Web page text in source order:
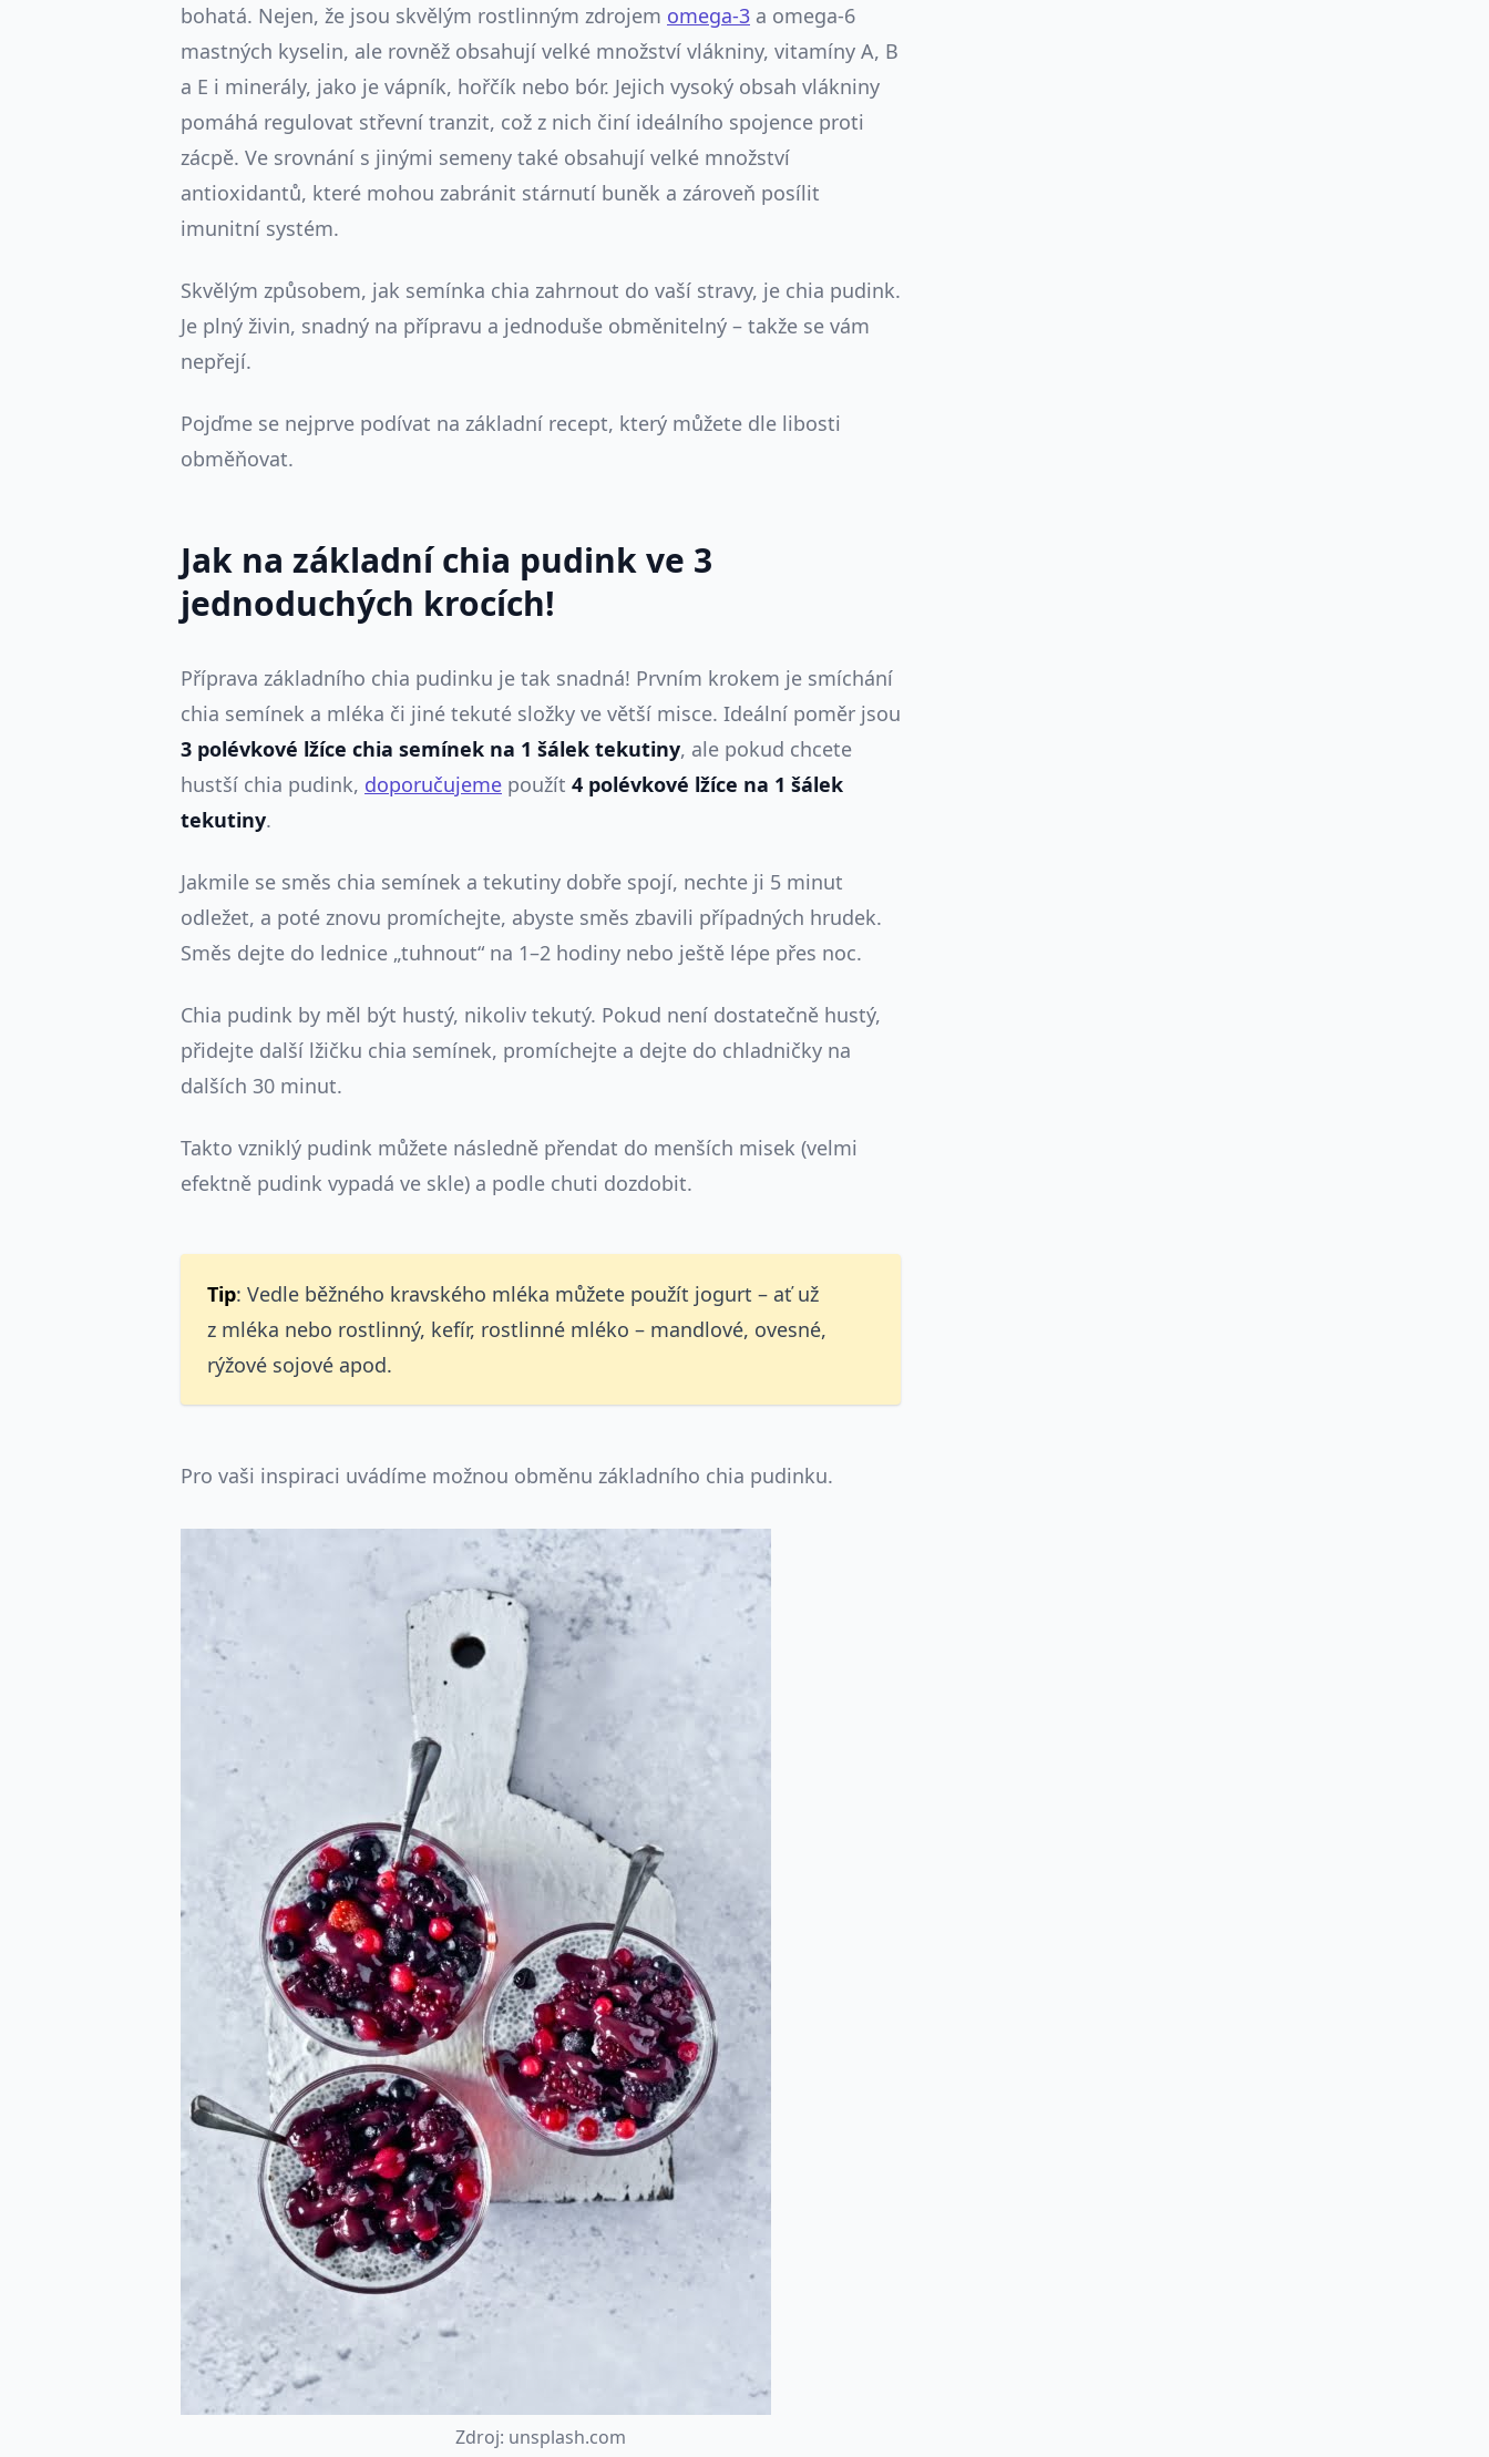
bohatá. Nejen, že jsou skvělým rostlinným zdrojem omega-3 a omega-6
mastných kyselin, ale rovněž obsahují velké množství vlákniny, vitamíny A, B
a E i minerály, jako je vápník, hořčík nebo bór. Jejich vysoký obsah vlákniny
pomáhá regulovat střevní tranzit, což z nich činí ideálního spojence proti
zácpě. Ve srovnání s jinými semeny také obsahují velké množství
antioxidantů, které mohou zabránit stárnutí buněk a zároveň posílit
imunitní systém.
Skvělým způsobem, jak semínka chia zahrnout do vaší stravy, je chia pudink.
Je plný živin, snadný na přípravu a jednoduše obměnitelný – takže se vám
nepřejí.
Pojďme se nejprve podívat na základní recept, který můžete dle libosti
obměňovat.
Jak na základní chia pudink ve 3
jednoduchých krocích!
Příprava základního chia pudinku je tak snadná! Prvním krokem je smíchání
chia semínek a mléka či jiné tekuté složky ve větší misce. Ideální poměr jsou
3 polévkové lžíce chia semínek na 1 šálek tekutiny, ale pokud chcete
hustší chia pudink, doporučujeme použít 4 polévkové lžíce na 1 šálek
tekutiny.
Jakmile se směs chia semínek a tekutiny dobře spojí, nechte ji 5 minut
odležet, a poté znovu promíchejte, abyste směs zbavili případných hrudek.
Směs dejte do lednice „tuhnout“ na 1–2 hodiny nebo ještě lépe přes noc.
Chia pudink by měl být hustý, nikoliv tekutý. Pokud není dostatečně hustý,
přidejte další lžičku chia semínek, promíchejte a dejte do chladničky na
dalších 30 minut.
Takto vzniklý pudink můžete následně přendat do menších misek (velmi
efektně pudink vypadá ve skle) a podle chuti dozdobit.
Tip: Vedle běžného kravského mléka můžete použít jogurt – ať už
z mléka nebo rostlinný, kefír, rostlinné mléko – mandlové, ovesné,
rýžové sojové apod.
Pro vaši inspiraci uvádíme možnou obměnu základního chia pudinku.
Zdroj: unsplash.com